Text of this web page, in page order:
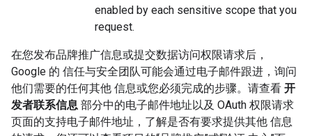
enabled by each sensitive scope that you
request.
在您发布品牌推广信息或提交数据访问权限请求后，
Google 的 信任与安全团队可能会通过电子邮件跟进，询问
他们需要的任何其他 信息或您必须完成的步骤。请查看 开
发者联系信息 部分中的电子邮件地址以及 OAuth 权限请求
页面的支持电子邮件地址，了解是否有要求提供其他 信息